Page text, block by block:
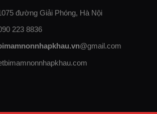
đường Giải Phóng, Hà Nội
223 8836
@gmail.com